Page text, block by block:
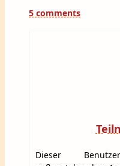
5 comments
Dieser